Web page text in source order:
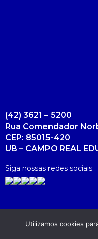
(42) 3621 – 5200
Rua Comendador
CEP: 85015-420
UB – CAMPO REAL
Siga nossas redes sociais:
Copyright 2026. Todos
Utilizamos cookies